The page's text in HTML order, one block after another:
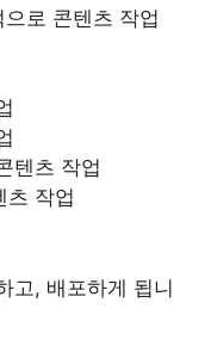
로 콘텐츠 작업
텐츠 작업
츠 작업
고, 배포하게 됩니